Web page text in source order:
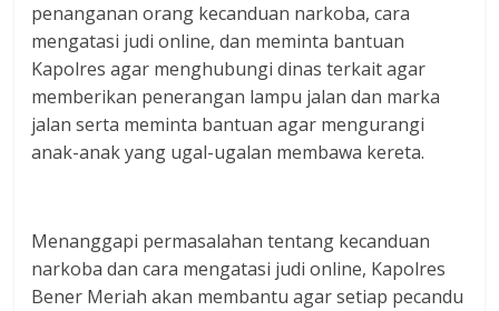
penanganan orang kecanduan narkoba, cara
mengatasi judi online, dan meminta bantuan
Kapolres agar menghubungi dinas terkait agar
memberikan penerangan lampu jalan dan marka
jalan serta meminta bantuan agar mengurangi
anak-anak yang ugal-ugalan membawa kereta.
Menanggapi permasalahan tentang kecanduan
narkoba dan cara mengatasi judi online, Kapolres
Bener Meriah akan membantu agar setiap pecandu